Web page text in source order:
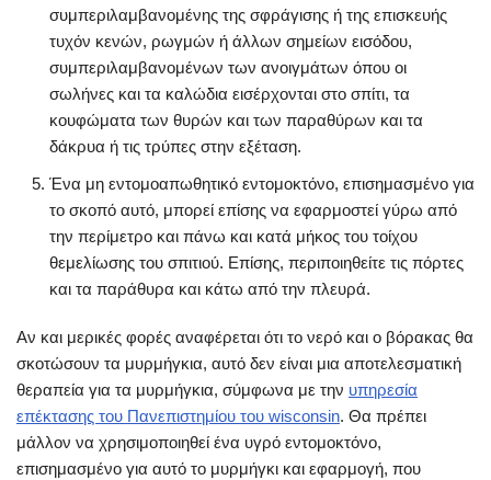
συμπεριλαμβανομένης της σφράγισης ή της επισκευής
τυχόν κενών, ρωγμών ή άλλων σημείων εισόδου,
συμπεριλαμβανομένων των ανοιγμάτων όπου οι
σωλήνες και τα καλώδια εισέρχονται στο σπίτι, τα
κουφώματα των θυρών και των παραθύρων και τα
δάκρυα ή τις τρύπες στην εξέταση.
Ένα μη εντομοαπωθητικό εντομοκτόνο, επισημασμένο για
το σκοπό αυτό, μπορεί επίσης να εφαρμοστεί γύρω από
την περίμετρο και πάνω και κατά μήκος του τοίχου
θεμελίωσης του σπιτιού. Επίσης, περιποιηθείτε τις πόρτες
και τα παράθυρα και κάτω από την πλευρά.
Αν και μερικές φορές αναφέρεται ότι το νερό και ο βόρακας θα
σκοτώσουν τα μυρμήγκια, αυτό δεν είναι μια αποτελεσματική
θεραπεία για τα μυρμήγκια, σύμφωνα με την υπηρεσία
επέκτασης του Πανεπιστημίου του wisconsin. Θα πρέπει
μάλλον να χρησιμοποιηθεί ένα υγρό εντομοκτόνο,
επισημασμένο για αυτό το μυρμήγκι και εφαρμογή, που